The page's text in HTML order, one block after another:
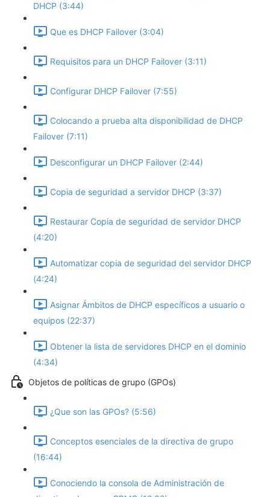
DHCP (3:44)
Que es DHCP Failover (3:04)
Requisitos para un DHCP Failover (3:11)
Configurar DHCP Failover (7:55)
Colocando a prueba alta disponibilidad de DHCP
Failover (7:11)
Desconfigurar un DHCP Failover (2:44)
Copia de seguridad a servidor DHCP (3:37)
Restaurar Copia de seguridad de servidor DHCP
(4:20)
Automatizar copia de seguridad del servidor DHCP
(4:24)
Asignar Ámbitos de DHCP específicos a usuario o
equipos (22:37)
Obtener la lista de servidores DHCP en el dominio
(4:34)
Objetos de políticas de grupo (GPOs)
¿Que son las GPOs? (5:56)
Conceptos esenciales de la directiva de grupo
(16:44)
Conociendo la consola de Administración de